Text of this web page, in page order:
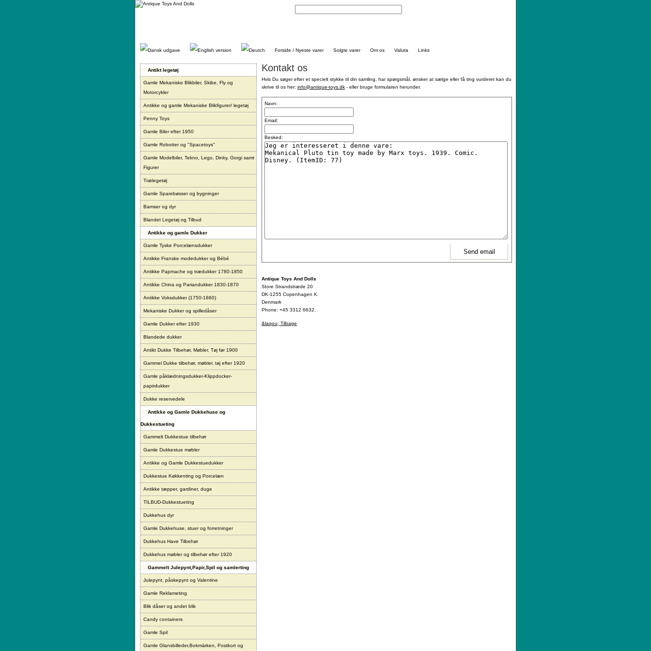
Gå
Forside / Nyeste varer Solgte varer Om os Valuta Links
Antikt legetøj
Gamle Mekaniske Blikbiler, Skibe, Fly og
Motorcykler
Antikke og gamle Mekaniske Blikfigurer/ legetøj
Penny Toys
Gamle Biler efter 1950
Gamle Robotter og "Spacetoys"
Gamle Modelbiler, Tekno, Lego, Dinky, Gorgi samt
Figurer
Trælegetøj
Gamle Sparebøsser og bygninger
Bamser og dyr
Blandet Legetøj og Tilbud
Antikke og gamle Dukker
Gamle Tyske Porcelænsdukker
Antikke Franske modedukker og Bébé
Antikke Papmache og trædukker 1780-1850
Antikke China og Pariandukker 1830-1870
Antikke Voksdukker (1750-1860)
Mekaniske Dukker og spilledåser
Gamle Dukker efter 1930
Blandede dukker
Antikt Dukke Tilbehør, Møbler, Tøj før 1900
Gammel Dukke tilbehør, møbler, tøj efter 1920
Gamle påklædningsdukker-Klippdocker-
papirdukker
Dukke reservedele
Antikke og Gamle Dukkehuse og
Dukkestueting
Gammelt Dukkestue tilbehør
Gamle Dukkestue møbler
Antikke og Gamle Dukkestuedukker
Dukkestue Køkkenting og Porcelæn
Antikke tæpper, gardiner, duge
TILBUD-Dukkestueting
Dukkehus dyr
Gamle Dukkehuse, stuer og forretninger
Dukkehus Have Tilbehør
Dukkehus møbler og tilbehør efter 1920
Gammelt Julepynt,Papir,Spil og samlerting
Julepynt, påskepynt og Valentine
Gamle Reklameting
Blik dåser og andet blik
Candy containers
Gamle Spil
Gamle Glansbilleder,Bokmärken, Postkort og
Kontakt os
Hvis Du søger efter et specielt stykke til din samling, har spørgsmål, ønsker at sælge eller få ting vurderet kan du
skrive til os her: info@antique-toys.dk - eller bruge formularen herunder.
Navn:
Email:
Besked:
Antique Toys And Dolls
Store Strandstræde 20
DK-1255 Copenhagen K.
Denmark
Phone: +45 3312 6632.
&laqou; Tilbage